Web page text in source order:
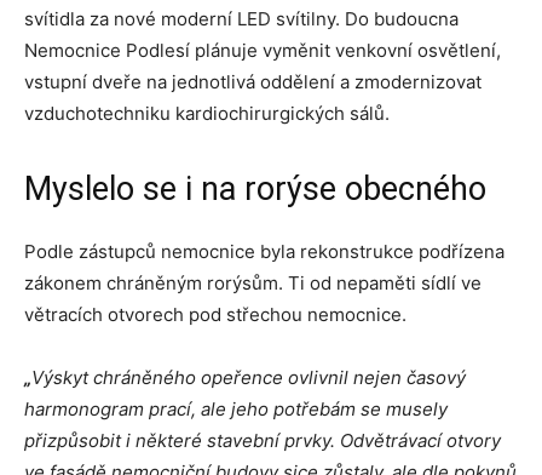
svítidla za nové moderní LED svítilny. Do budoucna
Nemocnice Podlesí plánuje vyměnit venkovní osvětlení,
vstupní dveře na jednotlivá oddělení a zmodernizovat
vzduchotechniku kardiochirurgických sálů.
Myslelo se i na rorýse obecného
Podle zástupců nemocnice byla rekonstrukce podřízena
zákonem chráněným rorýsům. Ti od nepaměti sídlí ve
větracích otvorech pod střechou nemocnice.
„Výskyt chráněného opeřence ovlivnil nejen časový
harmonogram prací, ale jeho potřebám se musely
přizpůsobit i některé stavební prvky. Odvětrávací otvory